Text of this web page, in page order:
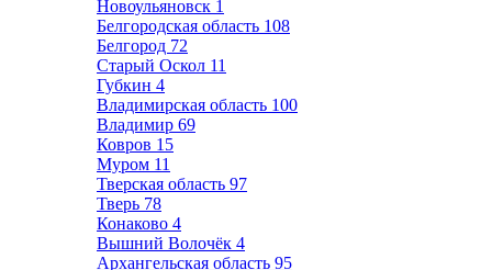
Новоульяновск 1
Белгородская область 108
Белгород 72
Старый Оскол 11
Губкин 4
Владимирская область 100
Владимир 69
Ковров 15
Муром 11
Тверская область 97
Тверь 78
Конаково 4
Вышний Волочёк 4
Архангельская область 95